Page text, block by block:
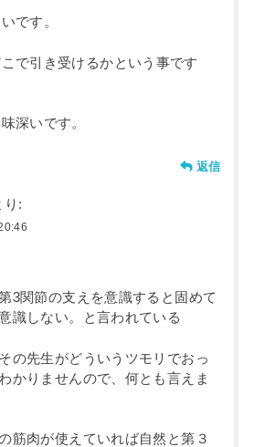
です。
こで引き受けるかという事です
深いです。
返信
り:
3関節の支えを意識すると固めて
識しない。と言われている
の先生がどういうツモリでおっ
かりませんので、何とも言えま
筋肉が使えていれば自然と第３